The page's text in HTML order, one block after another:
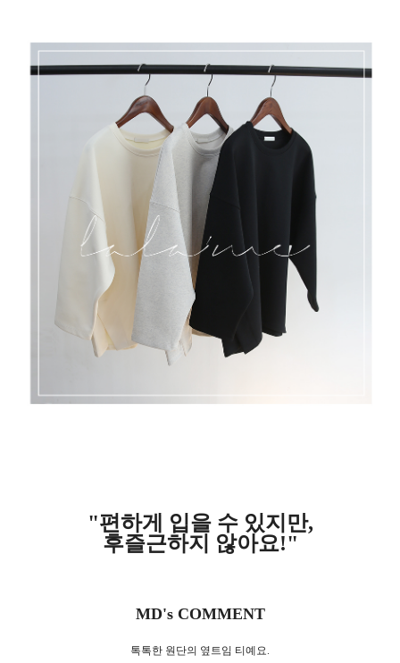
"편하게 입을 수 있지만,
후즐근하지 않아요!"
MD's COMMENT
톡톡한 원단의 옆트임 티예요.